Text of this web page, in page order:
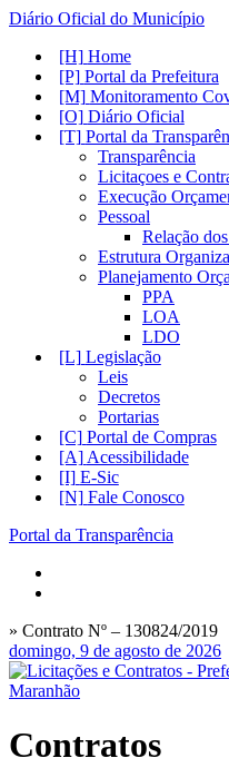
Diário Oficial do Município
Home
Portal da Prefeitura
Monitoramento
Diário Oficial
Portal da
Transparência
Licitaçoes e
Execução
Pessoal
Relação
Estrutura
Planejamento
PPA
LOA
LDO
Legislação
Leis
Decretos
Portarias
Portal de Compras
Acessibilidade
E-Sic
Fale Conosco
Portal da Transparência
» Contrato Nº – 130824/2019
domingo, 9 de agosto de 2026
Contratos